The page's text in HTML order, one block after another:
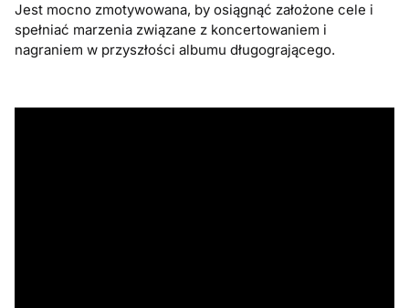
Jest mocno zmotywowana, by osiągnąć założone cele i
spełniać marzenia związane z koncertowaniem i
nagraniem w przyszłości albumu długogrającego.